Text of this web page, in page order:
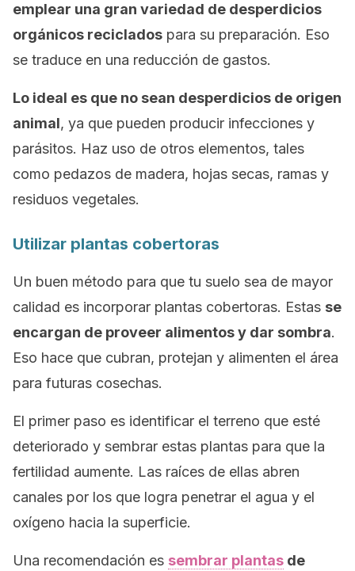
emplear una gran variedad de desperdicios
orgánicos reciclados para su preparación. Eso
se traduce en una reducción de gastos.
Lo ideal es que no sean desperdicios de origen
animal, ya que pueden producir infecciones y
parásitos. Haz uso de otros elementos, tales
como pedazos de madera, hojas secas, ramas y
residuos vegetales.
Utilizar plantas cobertoras
Un buen método para que tu suelo sea de mayor
calidad es incorporar plantas cobertoras. Estas se
encargan de proveer alimentos y dar sombra.
Eso hace que cubran, protejan y alimenten el área
para futuras cosechas.
El primer paso es identificar el terreno que esté
deteriorado y sembrar estas plantas para que la
fertilidad aumente. Las raíces de ellas abren
canales por los que logra penetrar el agua y el
oxígeno hacia la superficie.
Una recomendación es sembrar plantas de